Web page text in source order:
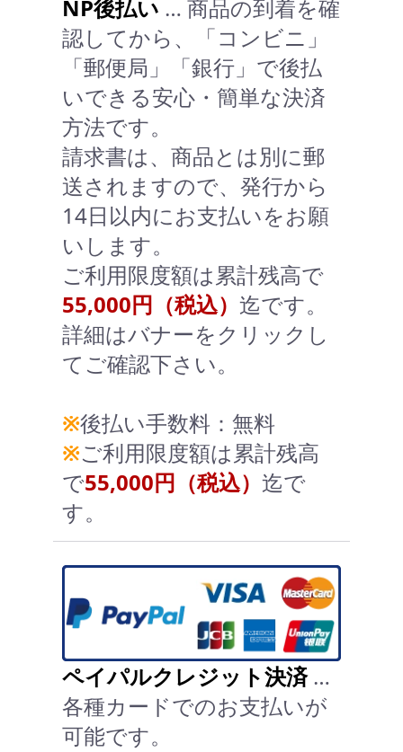
NP後払い … 商品の到着を確
認してから、「コンビニ」
「郵便局」「銀行」で後払
いできる安心・簡単な決済
方法です。
請求書は、商品とは別に郵
送されますので、発行から
14日以内にお支払いをお願
いします。
ご利用限度額は累計残高で
55,000円（税込） 迄です。
詳細はバナーをクリックし
てご確認下さい。
※後払い手数料：無料
※ご利用限度額は累計残高
で55,000円（税込） 迄で
す。
ペイパルクレジット決済…
各種カードでのお支払いが
可能です。